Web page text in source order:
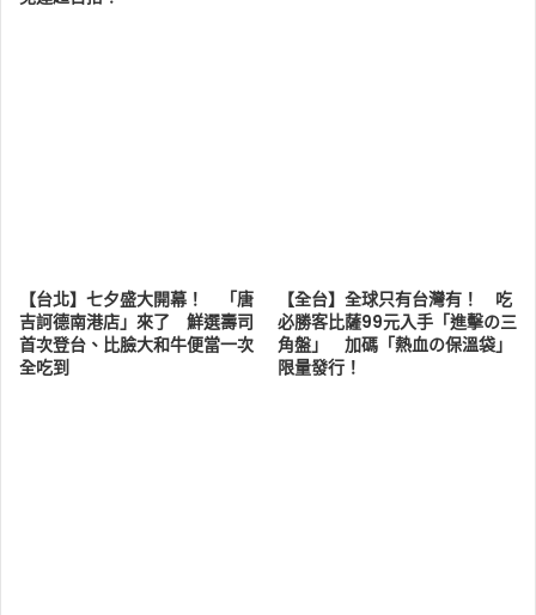
【台北】七夕盛大開幕！ 「唐
吉訶德南港店」來了 鮮選壽司
首次登台、比臉大和牛便當一次
全吃到
【全台】全球只有台灣有！ 吃
必勝客比薩99元入手「進擊の三
角盤」 加碼「熱血の保溫袋」
限量發行！